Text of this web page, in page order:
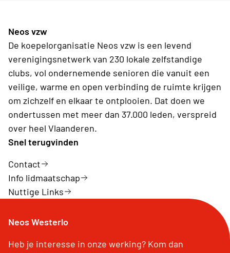
november) ontvangt het clubbestuur de busroute,
inclusief alle praktische info, in de mailbox
Neos vzw
De koepelorganisatie Neos vzw is een levend
verenigingsnetwerk van 230 lokale zelfstandige
clubs, vol ondernemende senioren die vanuit een
veilige, warme en open verbinding de ruimte krijgen
om zichzelf en elkaar te ontplooien. Dat doen we
ondertussen met meer dan 37.000 leden, verspreid
over heel Vlaanderen.
Snel terugvinden
Contact
Info lidmaatschap
Nuttige Links
Neos Westerlo
Heb je interesse in onze werking? Kom dan